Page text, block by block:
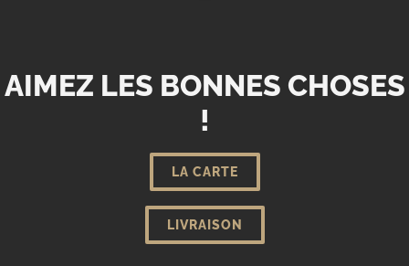
AIMEZ LES BONNES CHOSES
!
LA CARTE
LIVRAISON